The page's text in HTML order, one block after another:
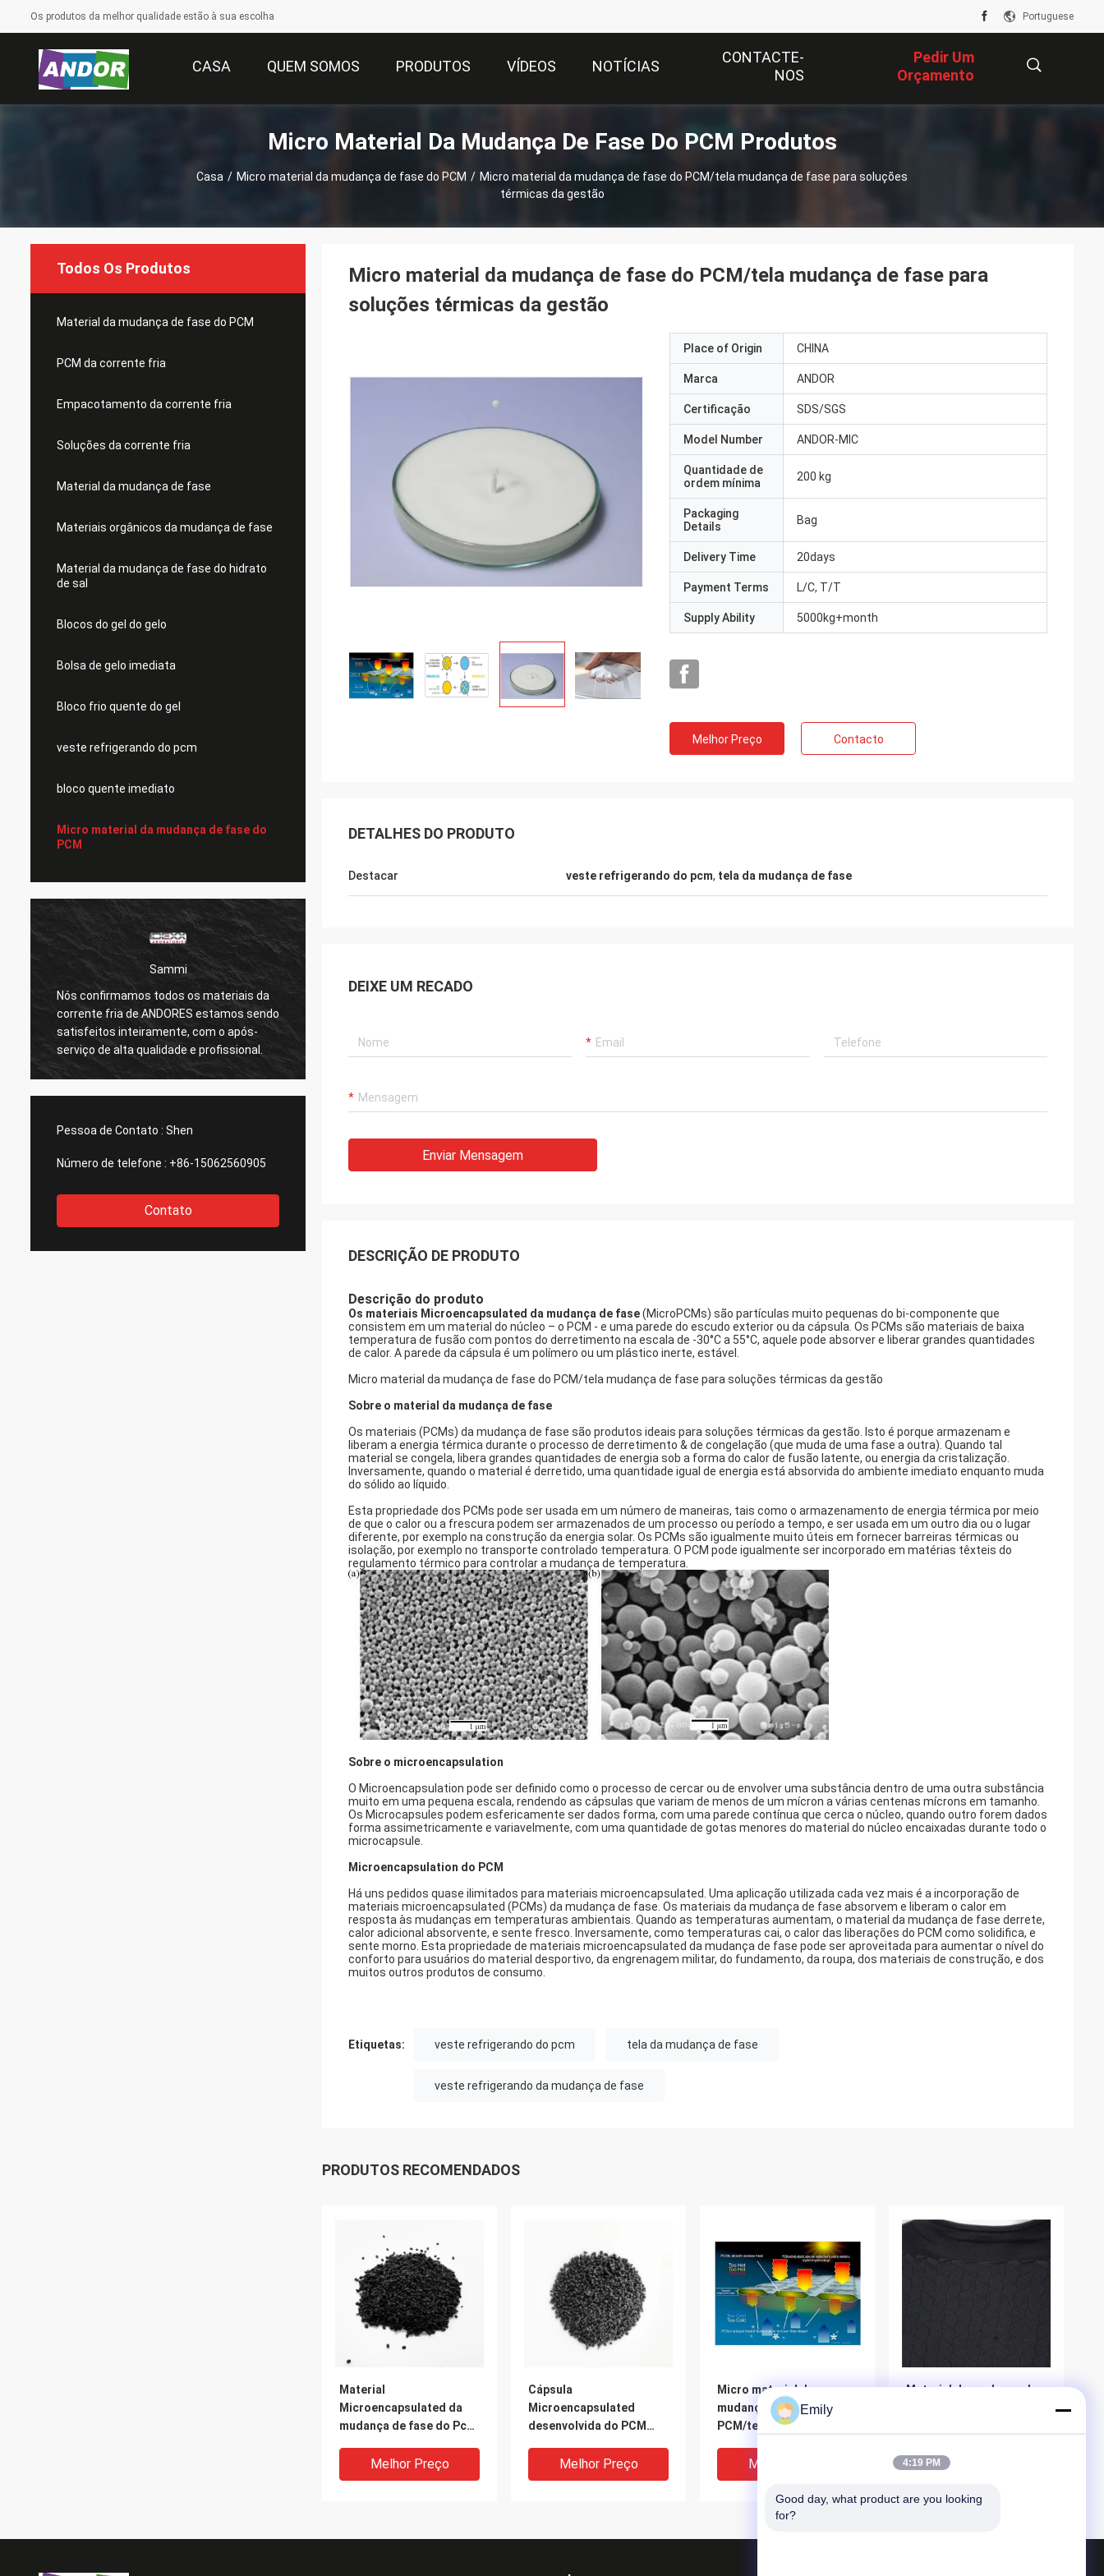
Os produtos da melhor qualidade estão à sua escolha Portuguese
CASA QUEM SOMOS PRODUTOS VÍDEOS NOTÍCIAS
CONTACTE-
NOS
Pedir Um
Orçamento
Micro Material Da Mudança De Fase Do PCM Produtos
Casa / Micro material da mudança de fase do PCM / Micro material da mudança de fase do PCM/tela mudança de fase para soluções
térmicas da gestão
Todos Os Produtos
Material da mudança de fase do PCM
PCM da corrente fria
Empacotamento da corrente fria
Soluções da corrente fria
Material da mudança de fase
Materiais orgânicos da mudança de fase
Material da mudança de fase do hidrato
de sal
Blocos do gel do gelo
Bolsa de gelo imediata
Bloco frio quente do gel
veste refrigerando do pcm
bloco quente imediato
Micro material da mudança de fase do
PCM
Sammi
Nós confirmamos todos os materiais da
corrente fria de ANDORES estamos sendo
satisfeitos inteiramente, com o após-
serviço de alta qualidade e profissional.
Lieven
normais, de que são grandes.
serviço de alta qualidade e profissional.
Pessoa de Contato : Shen
Número de telefone : +86-15062560905
Contato
Micro material da mudança de fase do PCM/tela mudança de fase para
soluções térmicas da gestão
Place of Origin CHINA
Marca ANDOR
Certificação SDS/SGS
Model Number ANDOR-MIC
Quantidade de
ordem mínima
200 kg
Packaging
Details
Bag
Delivery Time 20days
Payment Terms L/C, T/T
Supply Ability 5000kg+month
Melhor Preço Contacto
DETALHES DO PRODUTO
Destacar veste refrigerando do pcm, tela da mudança de fase
DEIXE UM RECADO
Enviar Mensagem
DESCRIÇÃO DE PRODUTO
Descrição do produto
Os materiais Microencapsulated da mudança de fase(MicroPCMs) são partículas muito pequenas do bi-componente que
consistem em um material do núcleo – o PCM - e uma parede do escudo exterior ou da cápsula. Os PCMs são materiais de baixa
temperatura de fusão com pontos do derretimento na escala de -30°C a 55°C, aquele pode absorver e liberar grandes quantidades
de calor. A parede da cápsula é um polímero ou um plástico inerte, estável.
Micro material da mudança de fase do PCM/tela mudança de fase para soluções térmicas da gestão
Sobre o material da mudança de fase
Os materiais (PCMs) da mudança de fase são produtos ideais para soluções térmicas da gestão. Isto é porque armazenam e
liberam a energia térmica durante o processo de derretimento & de congelação (que muda de uma fase a outra). Quando tal
material se congela, libera grandes quantidades de energia sob a forma do calor de fusão latente, ou energia da cristalização.
Inversamente, quando o material é derretido, uma quantidade igual de energia está absorvida do ambiente imediato enquanto muda
do sólido ao líquido.
Esta propriedade dos PCMs pode ser usada em um número de maneiras, tais como o armazenamento de energia térmica por meio
de que o calor ou a frescura podem ser armazenados de um processo ou período a tempo, e ser usada em um outro dia ou o lugar
diferente, por exemplo na construção da energia solar. Os PCMs são igualmente muito úteis em fornecer barreiras térmicas ou
isolação, por exemplo no transporte controlado temperatura. O PCM pode igualmente ser incorporado em matérias têxteis do
regulamento térmico para controlar a mudança de temperatura.
Sobre o microencapsulation
O Microencapsulation pode ser definido como o processo de cercar ou de envolver uma substância dentro de uma outra substância
muito em uma pequena escala, rendendo as cápsulas que variam de menos de um mícron a várias centenas mícrons em tamanho.
Os Microcapsules podem esfericamente ser dados forma, com uma parede contínua que cerca o núcleo, quando outro forem dados
forma assimetricamente e variavelmente, com uma quantidade de gotas menores do material do núcleo encaixadas durante todo o
microcapsule.
Microencapsulation do PCM
Há uns pedidos quase ilimitados para materiais microencapsulated. Uma aplicação utilizada cada vez mais é a incorporação de
materiais microencapsulated (PCMs) da mudança de fase. Os materiais da mudança de fase absorvem e liberam o calor em
resposta às mudanças em temperaturas ambientais. Quando as temperaturas aumentam, o material da mudança de fase derrete,
calor adicional absorvente, e sente fresco. Inversamente, como temperaturas cai, o calor das liberações do PCM como solidifica, e
sente morno. Esta propriedade de materiais microencapsulated da mudança de fase pode ser aproveitada para aumentar o nível do
conforto para usuários do material desportivo, da engrenagem militar, do fundamento, da roupa, dos materiais de construção, e dos
muitos outros produtos de consumo.
Etiquetas: veste refrigerando do pcm tela da mudança de fase
veste refrigerando da mudança de fase
PRODUTOS RECOMENDADOS
Material
Microencapsulated da
mudança de fase do Pcm
constanteMelhor Preço
Cápsula
Microencapsulated
desenvolvida do PCM
mudança de fase
Melhor Preço
Micro material da
mudança de fase do
PCM/tela mudança de
térmicas da gestão
Melhor Preço
Material da mudança de
Melhor Preço
Emily
4:19 PM
Good day, what product are you looking
for?